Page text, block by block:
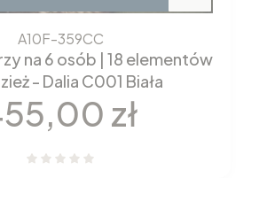
A10F-359CC
na 6 osób | 18 elementów
- Dalia C001 Biała
zł